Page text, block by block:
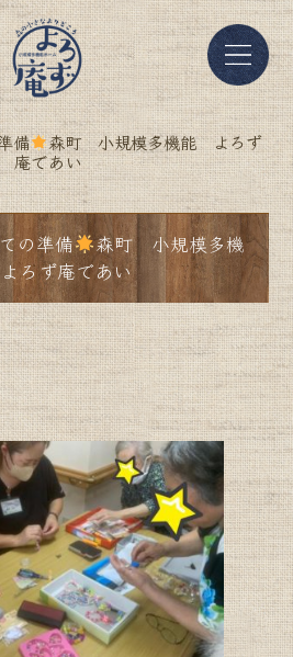
備
森町 小規模多機能 よろず
庵であい
の準備
森町 小規模多機
ろず庵であい